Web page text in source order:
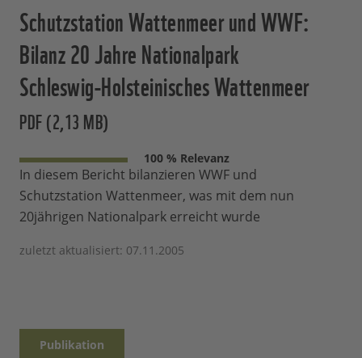
Schutzstation Wattenmeer und WWF:
Bilanz 20 Jahre Nationalpark
Schleswig-Holsteinisches Wattenmeer
PDF (2,13 MB)
100 % Relevanz
In diesem Bericht bilanzieren WWF und
Schutzstation Wattenmeer, was mit dem nun
20jährigen Nationalpark erreicht wurde
zuletzt aktualisiert: 07.11.2005
Publikation